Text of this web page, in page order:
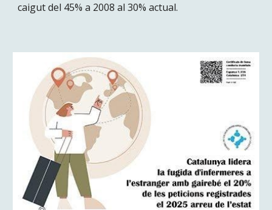
caigut del 45% a 2008 al 30% actual.